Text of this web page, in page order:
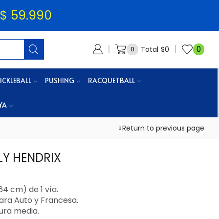
$ 59.990
0 Total $0 0
PUSHING RACQUETBALL
Return to previous page
HENDRIX
cm) de 1 vía.
Auto y Francesa.
media.